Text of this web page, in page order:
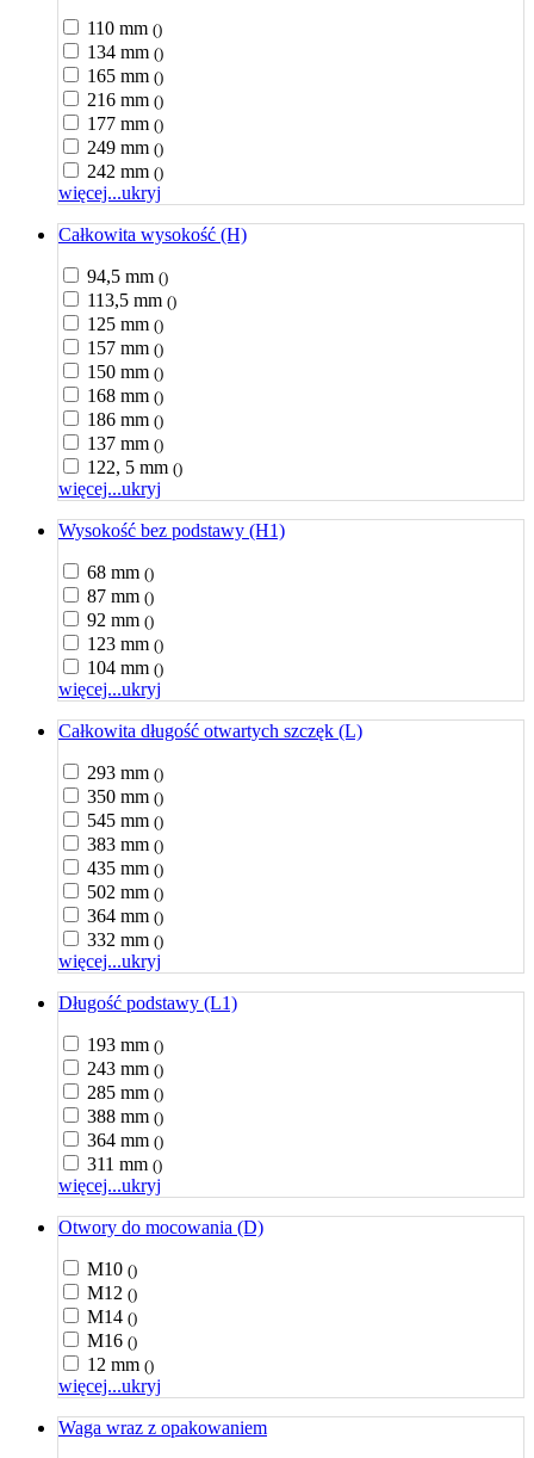
110 mm ()
134 mm ()
165 mm ()
216 mm ()
177 mm ()
249 mm ()
242 mm ()
więcej...ukryj
Całkowita wysokość (H)
94,5 mm ()
113,5 mm ()
125 mm ()
157 mm ()
150 mm ()
168 mm ()
186 mm ()
137 mm ()
122, 5 mm ()
więcej...ukryj
Wysokość bez podstawy (H1)
68 mm ()
87 mm ()
92 mm ()
123 mm ()
104 mm ()
więcej...ukryj
Całkowita długość otwartych szczęk (L)
293 mm ()
350 mm ()
545 mm ()
383 mm ()
435 mm ()
502 mm ()
364 mm ()
332 mm ()
więcej...ukryj
Długość podstawy (L1)
193 mm ()
243 mm ()
285 mm ()
388 mm ()
364 mm ()
311 mm ()
więcej...ukryj
Otwory do mocowania (D)
M10 ()
M12 ()
M14 ()
M16 ()
12 mm ()
więcej...ukryj
Waga wraz z opakowaniem